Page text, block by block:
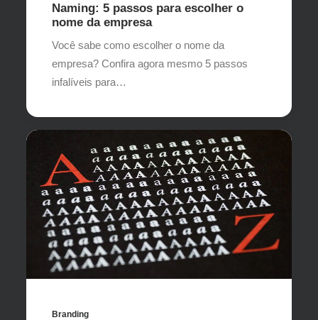
Naming: 5 passos para escolher o
nome da empresa
Você sabe como escolher o nome da
empresa? Confira agora mesmo 5 passos
infalíveis para…
Branding